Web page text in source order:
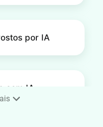
por IA
com IA